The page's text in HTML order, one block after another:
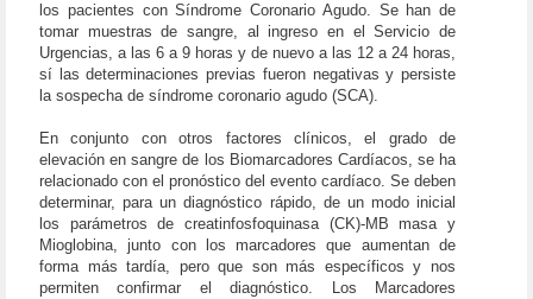
los pacientes con Síndrome Coronario Agudo. Se han de
tomar muestras de sangre, al ingreso en el Servicio de
Urgencias, a las 6 a 9 horas y de nuevo a las 12 a 24 horas,
sí las determinaciones previas fueron negativas y persiste
la sospecha de síndrome coronario agudo (SCA).
En conjunto con otros factores clínicos, el grado de
elevación en sangre de los Biomarcadores Cardíacos, se ha
relacionado con el pronóstico del evento cardíaco. Se deben
determinar, para un diagnóstico rápido, de un modo inicial
los parámetros de creatinfosfoquinasa (CK)-MB masa y
Mioglobina, junto con los marcadores que aumentan de
forma más tardía, pero que son más específicos y nos
permiten confirmar el diagnóstico. Los Marcadores